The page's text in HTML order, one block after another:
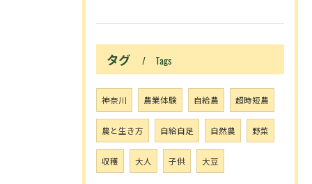
タグ Tags
神奈川 農業体験 自給農 超時短農
農と生き方 自給自足 自然農 野菜
収穫 大人 子供 大豆